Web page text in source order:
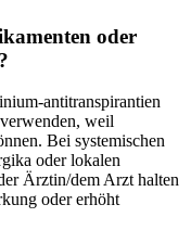
oder
antitranspirantien
weil
Bei systemischen
oder lokalen
Ärztin/dem Arzt halten
oder erhöht